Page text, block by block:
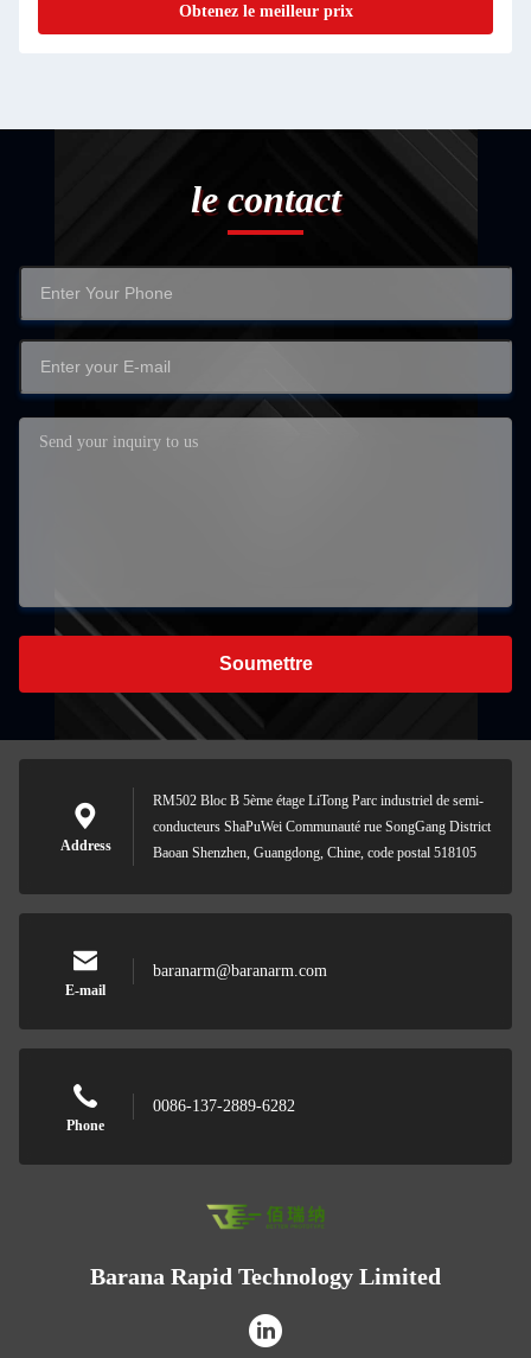
Obtenez le meilleur prix
le contact
Soumettre
Address
RM502 Bloc B 5ème étage LiTong Parc industriel de semi-
conducteurs ShaPuWei Communauté rue SongGang District
Baoan Shenzhen, Guangdong, Chine, code postal 518105
E-mail
baranarm@baranarm.com
Phone
0086-137-2889-6282
Barana Rapid Technology Limited